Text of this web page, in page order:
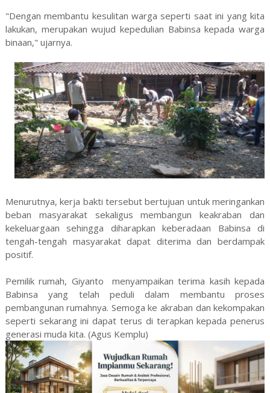
"Dengan membantu kesulitan warga seperti saat ini yang kita
lakukan, merupakan wujud kepedulian Babinsa kepada warga
binaan," ujarnya.
Menurutnya, kerja bakti tersebut bertujuan untuk meringankan
beban masyarakat sekaligus membangun keakraban dan
kekeluargaan sehingga diharapkan keberadaan Babinsa di
tengah-tengah masyarakat dapat diterima dan berdampak
positif.
Pemilik rumah, Giyanto menyampaikan terima kasih kepada
Babinsa yang telah peduli dalam membantu proses
pembangunan rumahnya. Semoga ke akraban dan kekompakan
seperti sekarang ini dapat terus di terapkan kepada penerus
generasi muda kita. (Agus Kemplu)